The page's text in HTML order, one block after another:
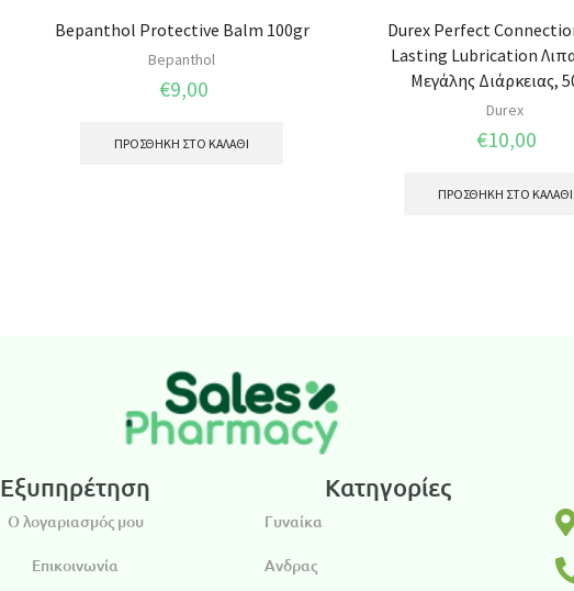
Bepanthol Protective Balm 100gr
Bepanthol
€9,00
ΠΡΟΣΘΉΚΗ ΣΤΟ ΚΑΛΆΘΙ
Durex Perfect
Lasting Lubrication
Μεγάλης Διάρκειας,
Durex
€10,00
ΠΡΟΣΘΉΚΗ ΣΤΟ ΚΑΛΆΘΙ
Εξυπηρέτηση
Ο λογαριασμός μου
Επικοινωνία
Κατηγορίες
Γυναίκα
Ανδρας